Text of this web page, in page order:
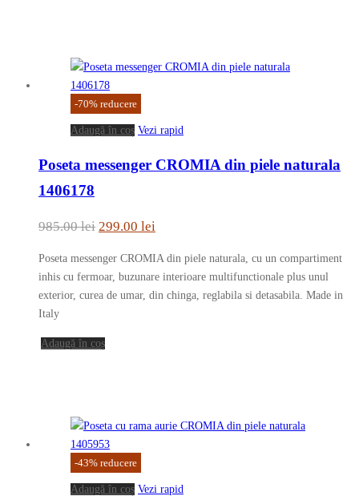
-70% reducere
Adaugă în coș Vezi rapid
Poseta messenger CROMIA din piele naturala
1406178
985.00lei Prețul
fost:
299.00 lei
este:
299.00 lei.
Poseta messenger CROMIA din piele naturala, cu un compartiment
inhis cu fermoar, buzunare interioare multifunctionale plus unul
exterior, curea de umar, din chinga, reglabila si detasabila. Made in
Italy
Adaugă în coș
-43% reducere
Adaugă în coș Vezi rapid